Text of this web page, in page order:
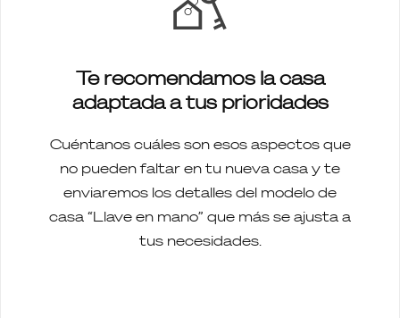
Te recomendamos la casa
adaptada a tus prioridades
Cuéntanos cuáles son esos aspectos que
no pueden faltar en tu nueva casa y te
enviaremos los detalles del modelo de
casa “Llave en mano” que más se ajusta a
tus necesidades.